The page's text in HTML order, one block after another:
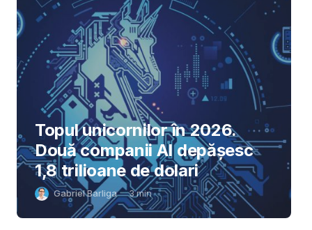
Topul unicornilor în 2026.
Două companii AI depășesc
1,8 trilioane de dolari
Gabriel Barliga 3min